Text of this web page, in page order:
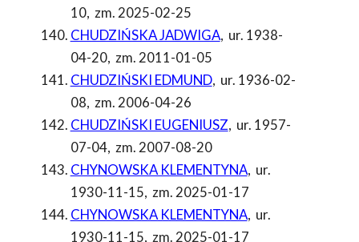
10, zm. 2025-02-25
CHUDZIŃSKA JADWIGA, ur. 1938-
04-20, zm. 2011-01-05
CHUDZIŃSKI EDMUND, ur. 1936-02-
08, zm. 2006-04-26
CHUDZIŃSKI EUGENIUSZ, ur. 1957-
07-04, zm. 2007-08-20
CHYNOWSKA KLEMENTYNA, ur.
1930-11-15, zm. 2025-01-17
CHYNOWSKA KLEMENTYNA, ur.
1930-11-15, zm. 2025-01-17